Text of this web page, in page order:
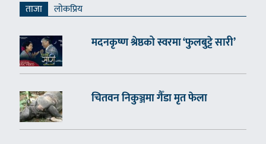
ताजा लाेकप्रिय
मदनकृष्ण श्रेष्ठको स्वरमा ‘फुलबुट्टे सारी’
चितवन निकुञ्जमा गैँडा मृत फेला